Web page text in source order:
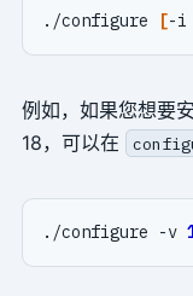
./configure [-i
例如，如果您想要
18，可以在
./configure -v